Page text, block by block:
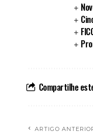
Compartilhe
ARTIGO